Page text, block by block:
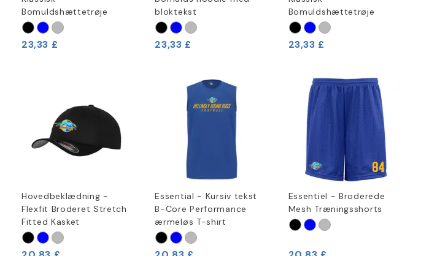
Bomuldshættetrøje
23,33 £
bloktekst
23,33 £
Bomuldshættetrøje
23,33 £
Hovedbeklædning -
Flexfit Broderet Stretch
Fitted Kasket
Essential - Kursiv tekst
B-Core Performance
ærmeløs T-shirt
Essentiel - Broderede
Mesh Træningsshorts